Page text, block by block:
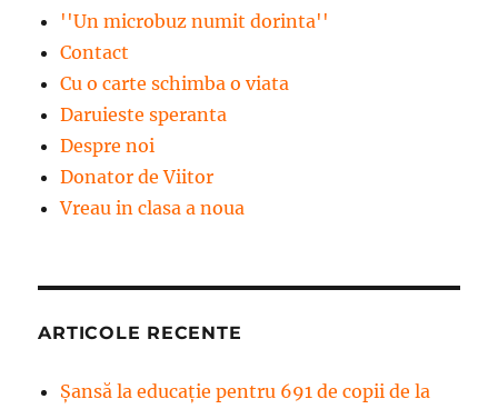
''Un microbuz numit dorinta''
Contact
Cu o carte schimba o viata
Daruieste speranta
Despre noi
Donator de Viitor
Vreau in clasa a noua
ARTICOLE RECENTE
Șansă la educație pentru 691 de copii de la